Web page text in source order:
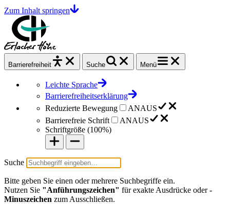
Zum Inhalt springen
Barrierefrei heit Suche Menü
Leichte Sprache
Barrierefreiheitserklärung
Reduzierte Bewegung
ANAUS
Barrierefreie Schrift
ANAUS
Schriftgröße (100%)
Suche
Bitte geben Sie einen oder mehrere Suchbegriffe ein.
Nutzen Sie "Anführungszeichen" für exakte Ausdrücke oder-
Minuszeichen zum Ausschließen.